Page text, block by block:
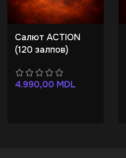
Салют ACTION
(120 залпов)
4.990,00 MDL